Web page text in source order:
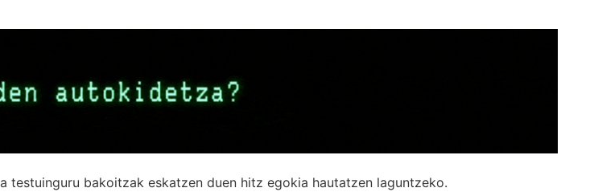
testuinguru bakoitzak eskatzen duen hitz egokia hautatzen laguntzeko.